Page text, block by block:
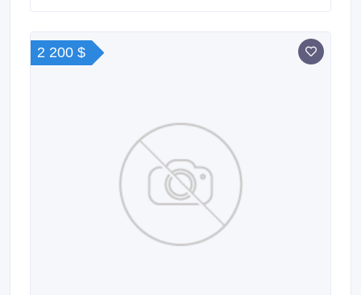
2 200 $